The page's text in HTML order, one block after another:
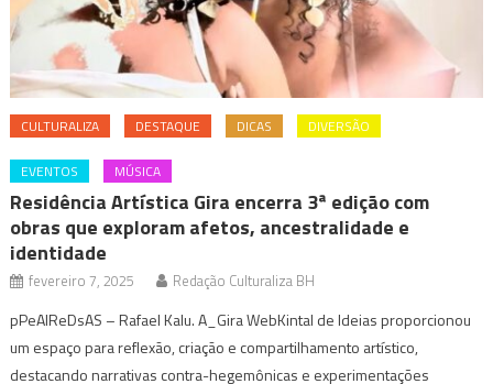
CULTURALIZA DESTAQUE DICAS DIVERSÃO
EVENTOS MÚSICA
Residência Artística Gira encerra 3ª edição com
obras que exploram afetos, ancestralidade e
identidade
fevereiro 7, 2025 Redação Culturaliza BH
pPeAlReDsAS – Rafael Kalu. A_Gira WebKintal de Ideias proporcionou
um espaço para reflexão, criação e compartilhamento artístico,
destacando narrativas contra-hegemônicas e experimentações